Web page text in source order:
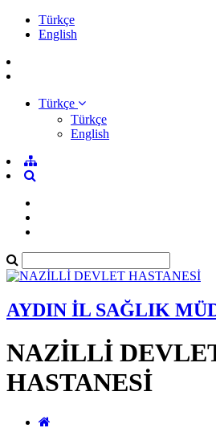
Türkçe
English
Türkçe
Türkçe
English
AYDIN İL SAĞLIK
NAZİLLİ
HASTANESİ